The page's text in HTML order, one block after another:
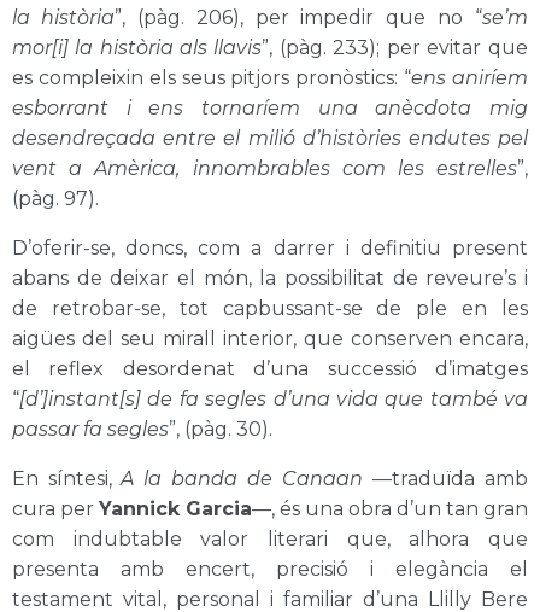
la història”, (pàg. 206), per impedir que no “se’m
mor[i] la història als llavis”, (pàg. 233); per evitar que
es compleixin els seus pitjors pronòstics: “ens aniríem
esborrant i ens tornaríem una anècdota mig
desendreçada entre el milió d’històries endutes pel
vent a Amèrica, innombrables com les estrelles”,
(pàg. 97).
D’oferir-se, doncs, com a darrer i definitiu present
abans de deixar el món, la possibilitat de reveure’s i
de retrobar-se, tot capbussant-se de ple en les
aigües del seu mirall interior, que conserven encara,
el reflex desordenat d’una successió d’imatges
“[d’]instant[s] de fa segles d’una vida que també va
passar fa segles”, (pàg. 30).
En síntesi,A la banda de Canaan —traduïda amb
cura per Yannick Garcia—, és una obra d’un tan gran
com indubtable valor literari que, alhora que
presenta amb encert, precisió i elegància el
testament vital, personal i familiar d’una Llilly Bere